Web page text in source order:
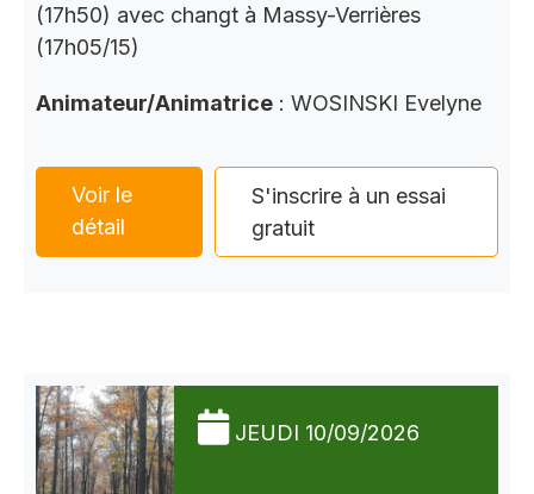
(17h50) avec changt à Massy-Verrières
(17h05/15)
Animateur/Animatrice : WOSINSKI Evelyne
Voir le
détail
S'inscrire à un essai
gratuit
JEUDI 10/09/2026